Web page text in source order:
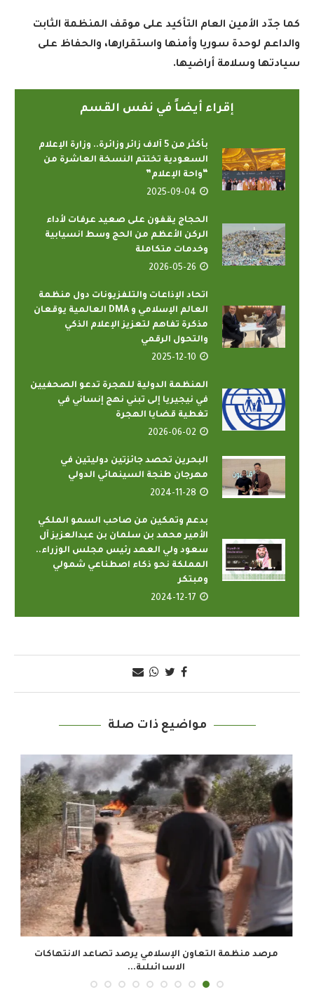
كما جدّد الأمين العام التأكيد على موقف المنظمة الثابت
والداعم لوحدة سوريا وأمنها واستقرارها، والحفاظ على
سيادتها وسلامة أراضيها.
إقراء أيضاً في نفس القسم
بأكثر من 5 آلاف زائر وزائرة.. وزارة الإعلام
السعودية تختتم النسخة العاشرة من
“واحة الإعلام”
2025-09-04
الحجاج يقفون على صعيد عرفات لأداء
الركن الأعظم من الحج وسط انسيابية
وخدمات متكاملة
2026-05-26
اتحاد الإذاعات والتلفزيونات دول منظمة
العالم الإسلامي و DMA العالمية يوقعان
مذكرة تفاهم لتعزيز الإعلام الذكي
والتحول الرقمي
2025-12-10
المنظمة الدولية للهجرة تدعو الصحفيين
في نيجيريا إلى تبني نهج إنساني في
تغطية قضايا الهجرة
2026-06-02
البحرين تحصد جائزتين دوليتين في
مهرجان طنجة السينمائي الدولي
2024-11-28
بدعم وتمكين من صاحب السمو الملكي
الأمير محمد بن سلمان بن عبدالعزيز آل
سعود ولي العهد رئيس مجلس الوزراء..
المملكة نحو ذكاء اصطناعي شمولي
ومبتكر
2024-12-17
مواضيع ذات صلة
مرصد منظمة التعاون الإسلامي يرصد تصاعد الانتهاكات
الإسرائيلية...